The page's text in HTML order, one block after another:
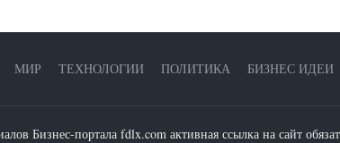
МИР ТЕХНОЛОГИИ ПОЛИТИКА БИЗНЕС ИДЕИ
Бизнес-портала fdlx.com активная ссылка на сайт